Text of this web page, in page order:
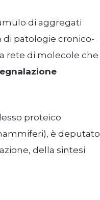
di aggregati
di patologie cronico-
rete di molecole che
proteico
è deputato
della sintesi